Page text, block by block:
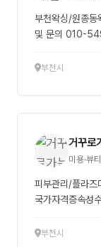
부천왁싱/원종
및 문의 010-
부천시
거꾸로
미용·뷰티
피부관리/플라
국가자격증속성
부천시